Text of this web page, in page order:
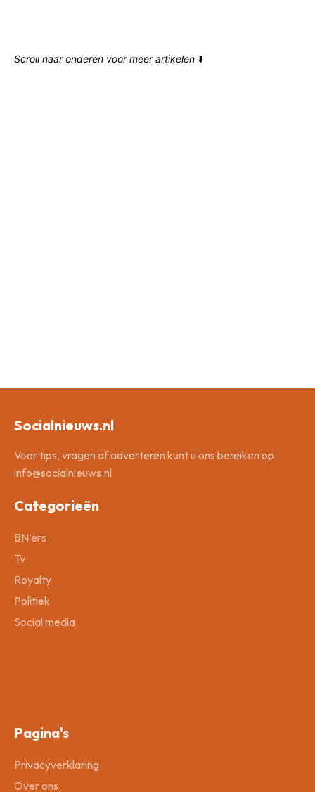
Scroll naar onderen voor meer artikelen ⬇️
Socialnieuws.nl
Voor tips, vragen of adverteren kunt u ons bereiken op
info@socialnieuws.nl
Categorieën
BN’ers
Tv
Royalty
Politiek
Social media
Pagina's
Privacyverklaring
Over ons